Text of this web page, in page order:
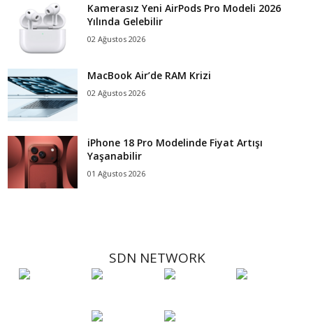
Kamerasız Yeni AirPods Pro Modeli 2026
Yılında Gelebilir
02 Ağustos 2026
MacBook Air’de RAM Krizi
02 Ağustos 2026
iPhone 18 Pro Modelinde Fiyat Artışı
Yaşanabilir
01 Ağustos 2026
SDN NETWORK